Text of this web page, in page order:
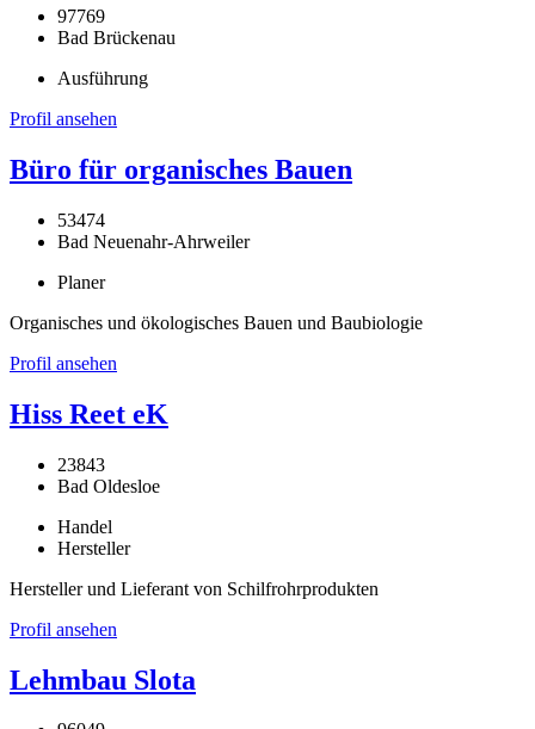
97769
Bad Brückenau
Ausführung
Profil ansehen
Büro für organisches Bauen
53474
Bad Neuenahr-Ahrweiler
Planer
Organisches und ökologisches Bauen und Baubiologie
Profil ansehen
Hiss Reet eK
23843
Bad Oldesloe
Handel
Hersteller
Hersteller und Lieferant von Schilfrohrprodukten
Profil ansehen
Lehmbau Slota